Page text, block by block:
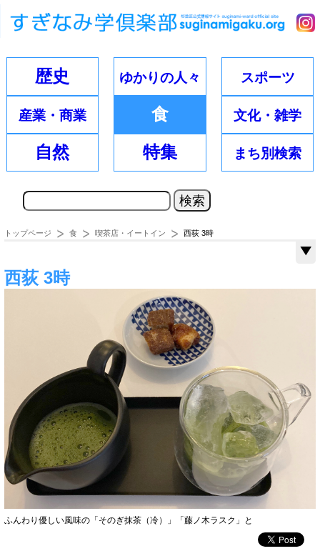
歴史 ゆかりの人々 スポーツ
産業・ 商業 食 文化・雑学
自然 特集 まち別検索
トップページ 食 喫茶店・イートイン 西荻 3時
西荻 3時
ふんわり優しい風味の「そのぎ抹茶（冷）」「藤ノ木ラスク」と